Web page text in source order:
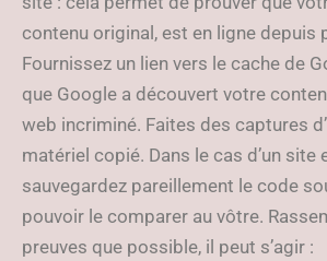
contenu original, est en ligne depuis
Fournissez un lien vers le cache de
que Google a découvert votre
web incriminé. Faites des captures
matériel copié. Dans le cas d’un site
sauvegardez pareillement le code
pouvoir le comparer au vôtre.
preuves que possible, il peut s’agir :